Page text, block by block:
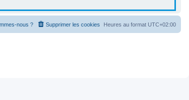
Heures au format UTC+02:00
Supprimer les cookies
nous ?